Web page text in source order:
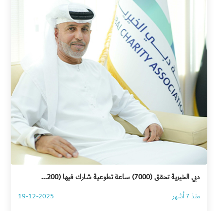
دبي الخيرية تحقق (7000) ساعة تطوعية شارك فيها (200...
منذ 7 أشهر
19-12-2025